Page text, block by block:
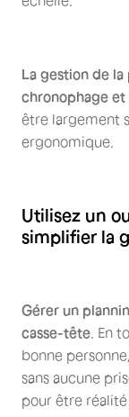
La gestion de la
chronophage et
être largement
ergonomique.
Utilisez un
simplifier la
Gérer un
casse-tête . En
bonne
sans aucune
pour être